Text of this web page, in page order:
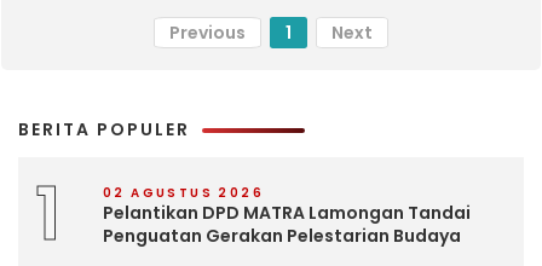
Previous 1 Next
BERITA POPULER
1 02 AGUSTUS 2026
Pelantikan DPD MATRA Lamongan Tandai
Penguatan Gerakan Pelestarian Budaya